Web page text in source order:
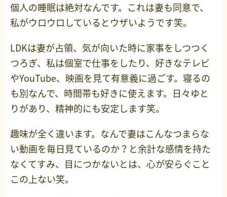
個人の睡眠は絶対なんです。これは妻も同意で、
私がウロウロしているとウザいようです笑。
LDKは妻が占領、気が向いた時に家事をしつつく
つろぎ、私は個室で仕事をしたり、好きなテレビ
やYouTube、映画を見て有意義に過ごす。寝るの
も別なんで、時間帯も好きに使えます。日々ゆと
りがあり、精神的にも安定します笑。
趣味が全く違います。なんで妻はこんなつまらな
い動画を毎日見ているのか？と余計な感情を持た
なくてすみ、目につかないとは、心が安らぐこと
この上ない笑。